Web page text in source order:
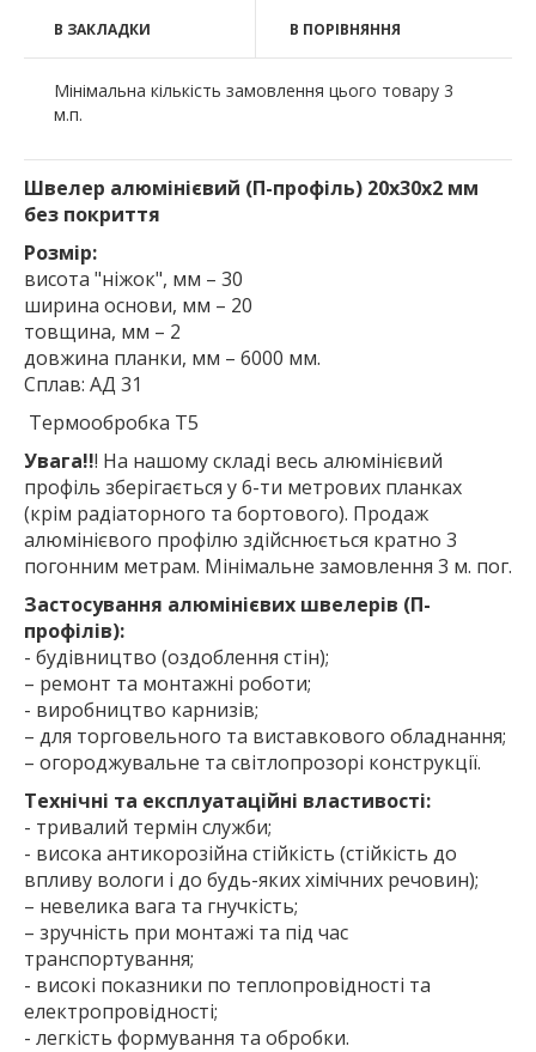
В ЗАКЛАДКИ В ПОРІВНЯННЯ
Мінімальна кількість замовлення цього товару 3
м.п.
Швелер алюмінієвий (П-профіль) 20х30х2 мм
без покриття
Розмір:
висота "ніжок", мм – 30
ширина основи, мм – 20
товщина, мм – 2
довжина планки, мм – 6000 мм.
Сплав: АД 31
Термообробка Т5
Увага!!! На нашому складі весь алюмінієвий
профіль зберігається у 6-ти метрових планках
(крім радіаторного та бортового). Продаж
алюмінієвого профілю здійснюється кратно 3
погонним метрам. Мінімальне замовлення 3 м. пог.
Застосування алюмінієвих швелерів (П-
профілів):
- будівництво (оздоблення стін);
– ремонт та монтажні роботи;
- виробництво карнизів;
– для торговельного та виставкового обладнання;
– огороджувальне та світлопрозорі конструкції.
Технічні та експлуатаційні властивості:
- тривалий термін служби;
- висока антикорозійна стійкість (стійкість до
впливу вологи і до будь-яких хімічних речовин);
– невелика вага та гнучкість;
– зручність при монтажі та під час
транспортування;
- високі показники по теплопровідності та
електропровідності;
- легкість формування та обробки.